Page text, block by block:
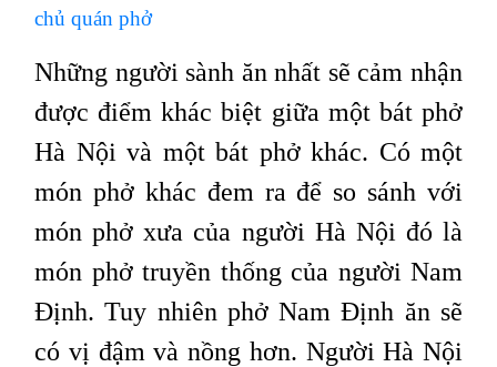
chủ quán phở
Những người sành ăn nhất sẽ cảm nhận
được điểm khác biệt giữa một bát phở
Hà Nội và một bát phở khác. Có một
món phở khác đem ra để so sánh với
món phở xưa của người Hà Nội đó là
món phở truyền thống của người Nam
Định. Tuy nhiên phở Nam Định ăn sẽ
có vị đậm và nồng hơn. Người Hà Nội